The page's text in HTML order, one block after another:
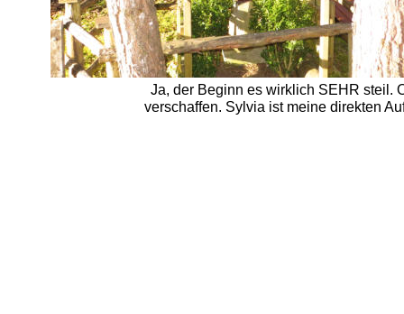
Ja, der Beginn es wirklich SEHR steil.
verschaffen. Sylvia ist meine direkten